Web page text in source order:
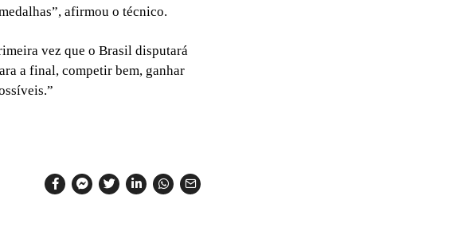
afirmou o técnico.
vez que o Brasil disputará
a final, competir bem, ganhar